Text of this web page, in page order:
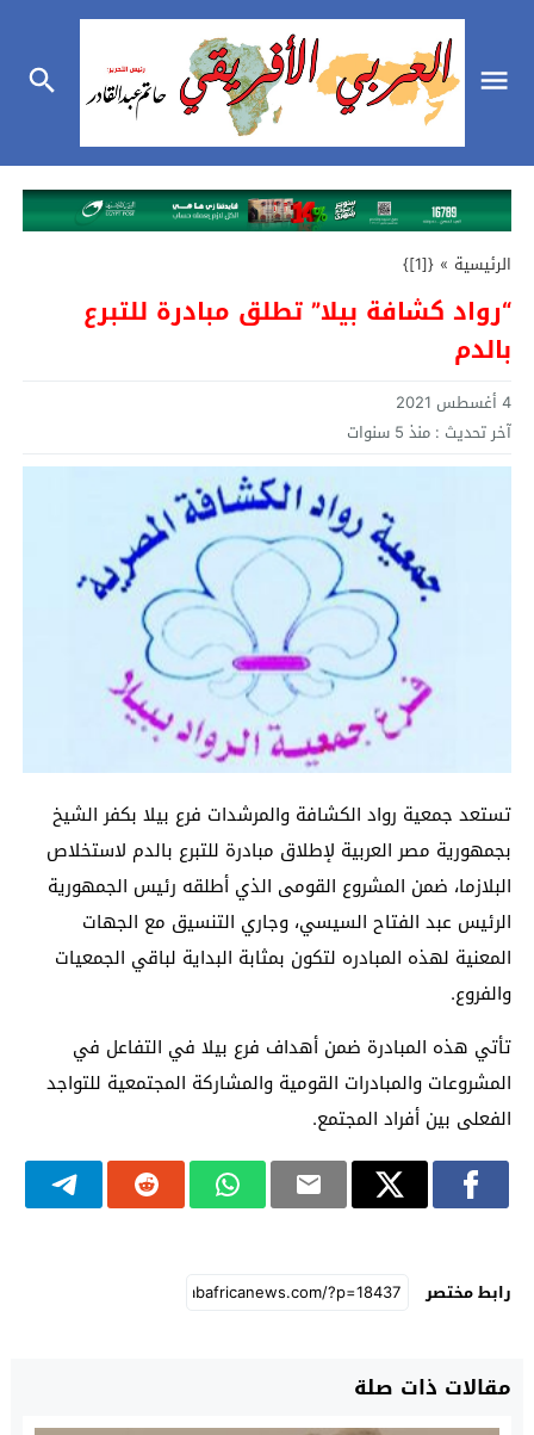
الرئيسية »
{[1]}
“رواد كشافة بيلا” تطلق مبادرة للتبرع
بالدم
4 أغسطس 2021
آخر تحديث : منذ 5 سنوات
تستعد جمعية رواد الكشافة والمرشدات فرع بيلا بكفر الشيخ
بجمهورية مصر العربية لإطلاق مبادرة للتبرع بالدم لاستخلاص
البلازما، ضمن المشروع القومى الذي أطلقه رئيس الجمهورية
الرئيس عبد الفتاح السيسي، وجاري التنسيق مع الجهات
المعنية لهذه المبادره لتكون بمثابة البداية لباقي الجمعيات
والفروع.
تأتي هذه المبادرة ضمن أهداف فرع بيلا في التفاعل في
المشروعات والمبادرات القومية والمشاركة المجتمعية للتواجد
الفعلى بين أفراد المجتمع.
رابط مختصر
مقالات ذات صلة